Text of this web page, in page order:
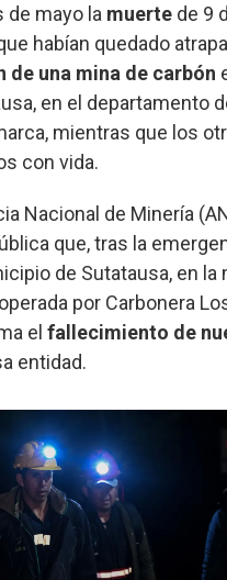
de mayo la muerte de 9
habían quedado
de una mina de carbón
en el departamento
mientras que los
con vida.
Nacional de Minería
que, tras la
de Sutatausa, en la
por Carbonera
el fallecimiento de
entidad.